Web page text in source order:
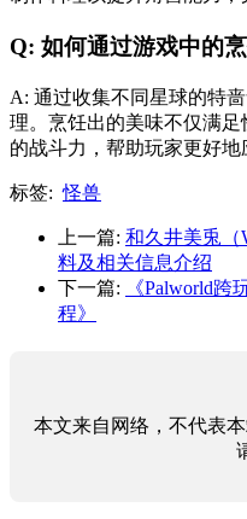
Q: 如何通过游戏中的
A: 通过收集不同星球的特
理。烹饪出的美味不仅满
的战斗力，帮助玩家更好地
标签:怪兽
上一篇: 和久井美兎（
料及相关信息介绍
下一篇:
《Palworld
程》
本文来自网络，不代表